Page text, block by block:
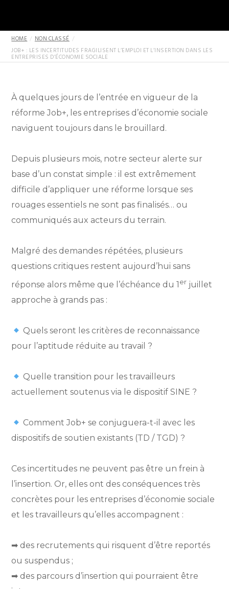
HOME
NON CLASSÉ
JOB+ : LES INCERTITUDES FRAGILISENT L’EMPLOI ET L’INSERTION DANS LES
ENTREPRISES D’ÉCONOMIE SOCIALE
À quelques jours de l’entrée en vigueur de la
réforme Job+, les entreprises d’économie sociale
naviguent toujours dans le brouillard.
Depuis plusieurs mois, notre secteur alerte sur
base d’un constat simple : il est extrêmement
difficile d’appliquer une réforme lorsque ses
rouages essentiels ne sont pas finalisés… ou
communiqués aux acteurs du terrain.
Malgré des demandes répétées, plusieurs
questions critiques restent aujourd’hui sans
réponse alors même que l’échéance du 1 er juillet
approche à grands pas :
Quels seront les critères de reconnaissance
pour l’aptitude réduite au travail ?
Quelle transition pour les travailleurs
actuellement soutenus via le dispositif SINE ?
Comment Job+ se conjuguera-t-il avec les
dispositifs de soutien existants (TD / TGD) ?
Ces incertitudes ne peuvent pas être un frein à
l’insertion. Or, elles ont des conséquences très
concrètes pour les entreprises d’économie sociale
et les travailleurs qu’elles accompagnent :
➡︎ des recrutements qui risquent d’être reportés
ou suspendus ;
➡︎ des parcours d’insertion qui pourraient être